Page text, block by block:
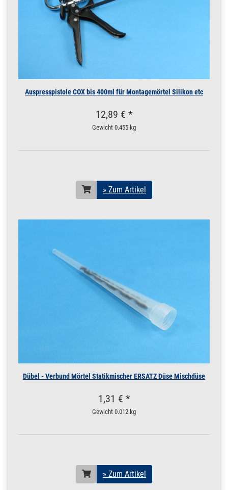
Auspresspistole COX bis 400ml für Montagemörtel Silikon etc
12,89 € *
Gewicht 0.455 kg
» Zum Artikel
Dübel - Verbund Mörtel Statikmischer ERSATZ Düse Mischdüse
1,31 € *
Gewicht 0.012 kg
» Zum Artikel